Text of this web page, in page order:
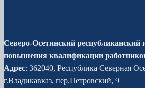
Северо-Осетинский республиканский
повышения квалификации
Адрес: 362040, Республика Северная
г.Владикавказ, пер.Петровский, 9